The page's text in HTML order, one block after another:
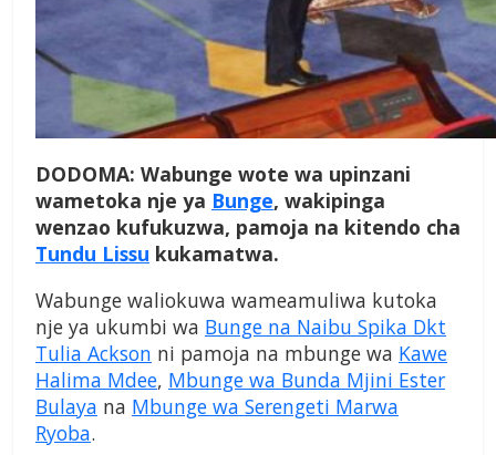
DODOMA: Wabunge wote wa upinzani
wametoka nje ya Bunge, wakipinga
wenzao kufukuzwa, pamoja na kitendo cha
Tundu Lissu kukamatwa.
Wabunge waliokuwa wameamuliwa kutoka
nje ya ukumbi wa Bunge na Naibu Spika Dkt
Tulia Ackson ni pamoja na mbunge wa Kawe
Halima Mdee, Mbunge wa Bunda Mjini Ester
Bulaya na Mbunge wa Serengeti Marwa
Ryoba.